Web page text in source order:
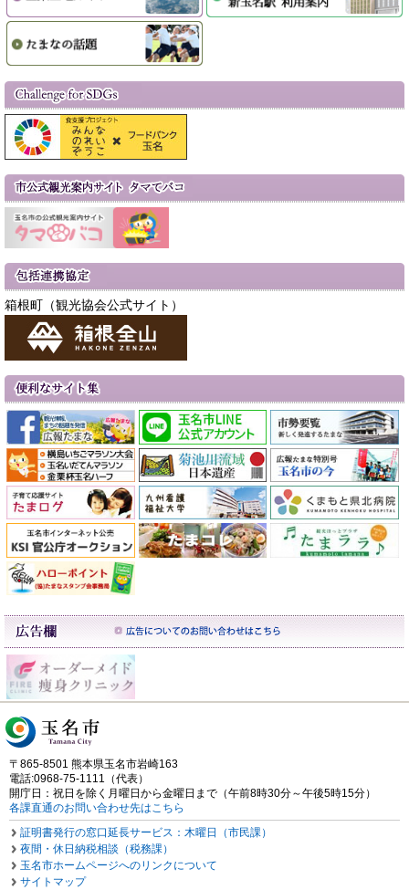
箱根町（観光協会公式サイト）
〒865-8501 熊本県玉名市岩崎163
電話:0968-75-1111（代表）
開庁日：祝日を除く月曜日から金曜日まで（午前8時30分～午後5時15分）
各課直通のお問い合わせ先はこちら
証明書発行の窓口延長サービス：木曜日（市民課）
夜間・休日納税相談（税務課）
玉名市ホームページへのリンクについて
サイトマップ